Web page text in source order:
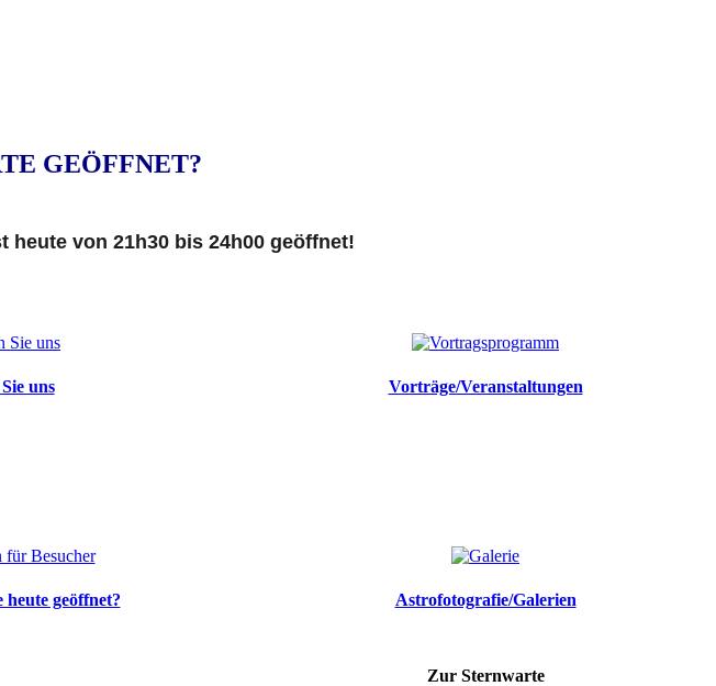
GEÖFFNET?
heute von 21h30 bis 24h00 geöffnet!
uns Vorträge/Veranstaltungen
geöffnet? Astrofotografie/Galerien
Zur Sternwarte